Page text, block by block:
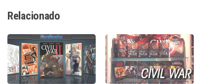
Relacionado